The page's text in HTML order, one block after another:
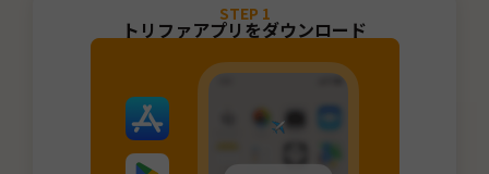
STEP 1
トリファアプリをダウンロード